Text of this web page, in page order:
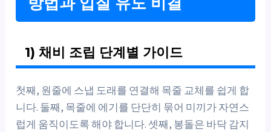
1) 채비 조립 단계별 가이드
첫째, 원줄에 스냅 도래를 연결해 목줄 교체를 쉽게 합
니다. 둘째, 목줄에 에기를 단단히 묶어 미끼가 자연스
럽게 움직이도록 해야 합니다. 셋째, 봉돌은 바닥 감지